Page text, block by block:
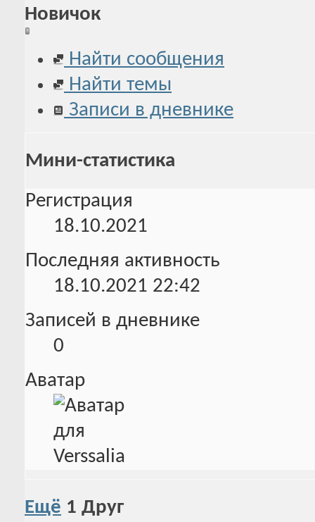
Новичок
Найти сообщения
Найти темы
Записи в дневнике
Мини-статистика
Регистрация
18.10.2021
Последняя активность
18.10.2021 22:42
Записей в дневнике
0
Аватар
Ещё 1 Друг